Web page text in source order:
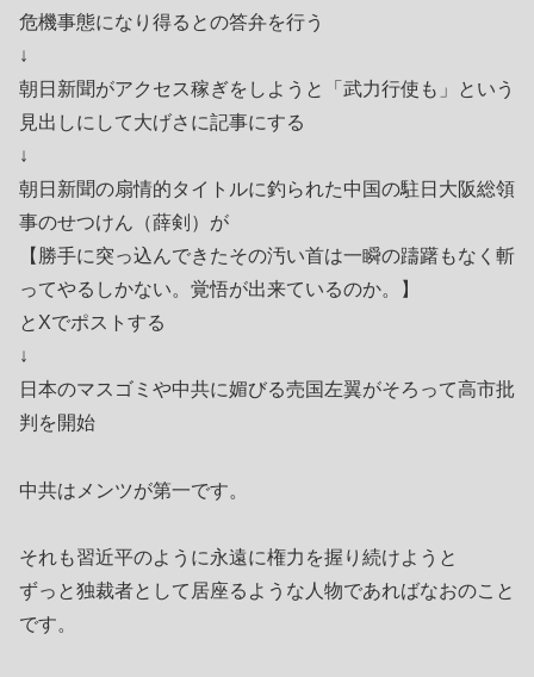
危機事態になり得るとの答弁を行う
↓
朝日新聞がアクセス稼ぎをしようと「武力行使も」という
見出しにして大げさに記事にする
↓
朝日新聞の扇情的タイトルに釣られた中国の駐日大阪総領
事のせつけん（薛剣）が
【勝手に突っ込んできたその汚い首は一瞬の躊躇もなく斬
ってやるしかない。覚悟が出来ているのか。】
とXでポストする
↓
日本のマスゴミや中共に媚びる売国左翼がそろって高市批
判を開始
中共はメンツが第一です。
それも習近平のように永遠に権力を握り続けようと
ずっと独裁者として居座るような人物であればなおのこと
です。